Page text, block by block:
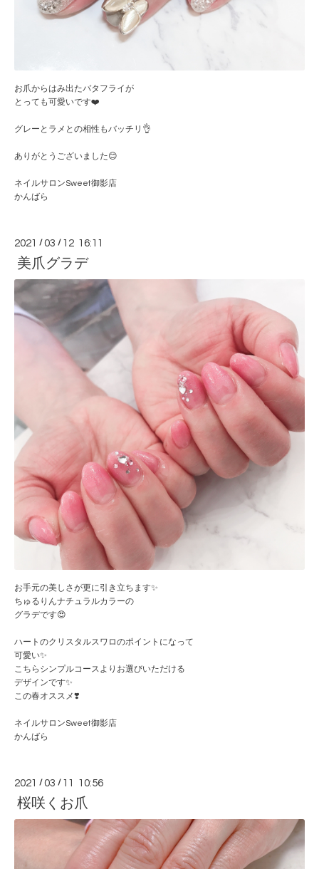
お爪からはみ出たバタフライが
とっても可愛いです❤️
グレーとラメとの相性もバッチリ👌
ありがとうございました😊
ネイルサロンSweet御影店
かんばら
2021 /03 / 12 16:11
美爪グラデ
お手元の美しさが更に引き立ちます✨
ちゅるりんナチュラルカラーの
グラデです😍
ハートのクリスタルスワロのポイントになって
可愛い✨
こちらシンプルコースよりお選びいただける
デザインです✨
この春オススメ❣️
ネイルサロンSweet御影店
かんばら
2021 /03 / 11 10:56
桜咲くお爪